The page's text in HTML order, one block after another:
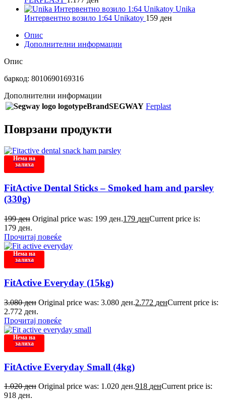
Unika
Интервентно возило 1:64 Unikatoy 159 ден
Опис
Дополнителни информации
Опис
баркод: 8010690169316
Дополнителни информации
BrandSEGWAY Ferplast
Поврзани продукти
Нема на
залиха
FitActive Dental Sticks – Smoked ham and parsley
(330g)
199ден Original price was: 199 ден.179 денCurrent price is:
179 ден.
Прочитај повеќе
Нема на
залиха
FitActive Everyday (15kg)
3.080ден Original price was: 3.080 ден.2.772 денCurrent price is:
2.772 ден.
Прочитај повеќе
Нема на
залиха
FitActive Everyday Small (4kg)
1.020ден Original price was: 1.020 ден.918 денCurrent price is:
918 ден.